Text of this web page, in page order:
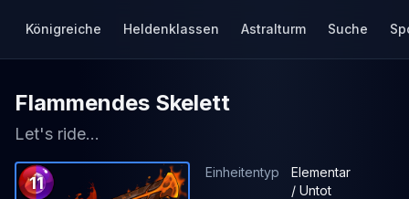
Königreiche Heldenklassen Astralturm Suche
Flammendes Skelett
Let's ride...
11
Einheitentyp
Elementar
/ Untot